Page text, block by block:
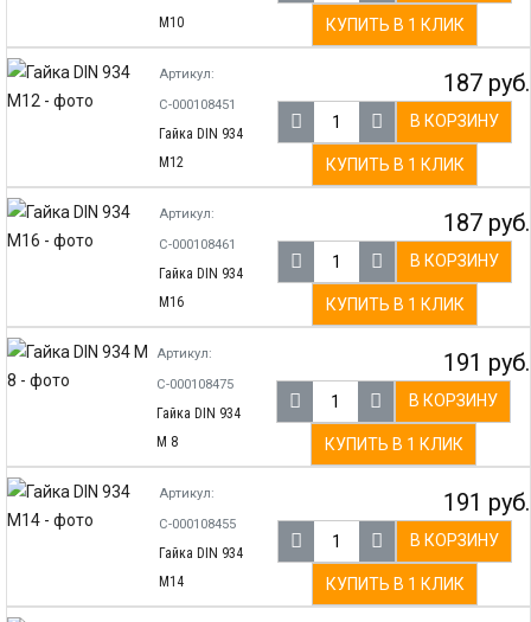
М10
КУПИТЬ В 1 КЛИК
Артикул:
С-000108451
Гайка DIN 934
М12
187 руб.
В КОРЗИНУ
КУПИТЬ В 1 КЛИК
Артикул:
С-000108461
Гайка DIN 934
М16
187 руб.
В КОРЗИНУ
КУПИТЬ В 1 КЛИК
Артикул:
С-000108475
Гайка DIN 934
М 8
191 руб.
В КОРЗИНУ
КУПИТЬ В 1 КЛИК
Артикул:
С-000108455
Гайка DIN 934
М14
191 руб.
В КОРЗИНУ
КУПИТЬ В 1 КЛИК